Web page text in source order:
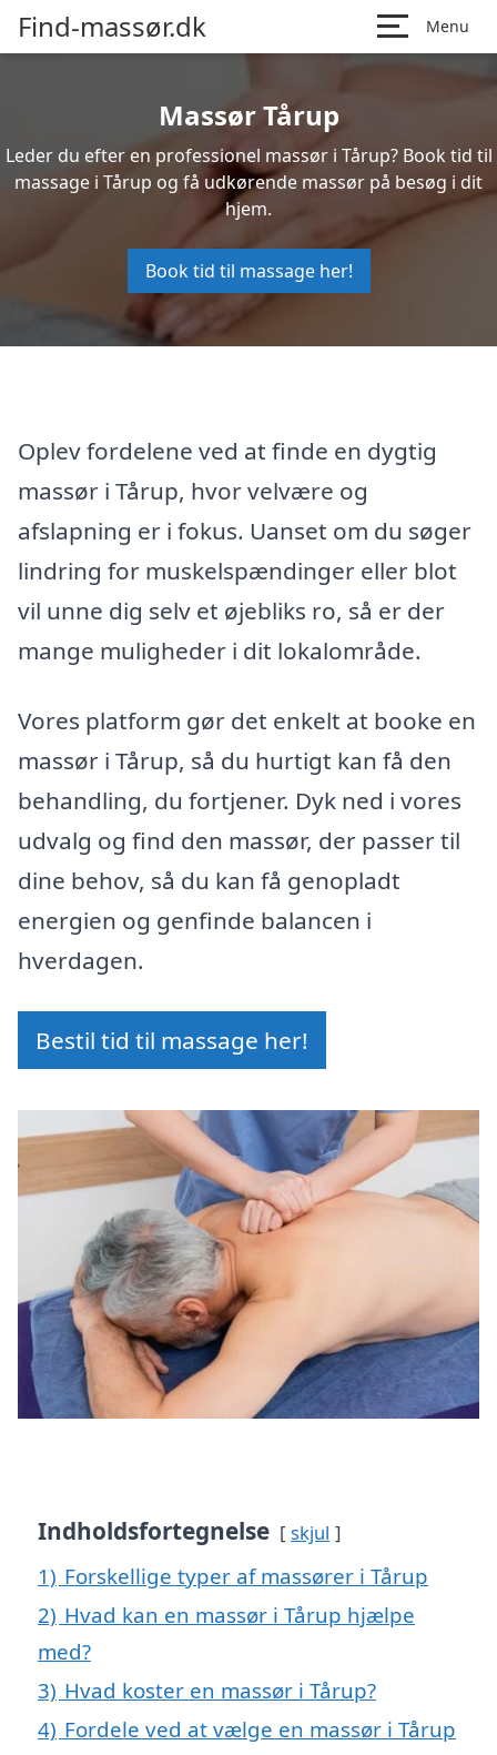
Find-massør.dk Menu
Massør Tårup
Leder du efter en professionel massør i Tårup? Book tid til
massage i Tårup og få udkørende massør på besøg i dit
hjem.
Book tid til massage her!
Oplev fordelene ved at finde en dygtig
massør i Tårup, hvor velvære og
afslapning er i fokus. Uanset om du søger
lindring for muskelspændinger eller blot
vil unne dig selv et øjebliks ro, så er der
mange muligheder i dit lokalområde.
Vores platform gør det enkelt at booke en
massør i Tårup, så du hurtigt kan få den
behandling, du fortjener. Dyk ned i vores
udvalg og find den massør, der passer til
dine behov, så du kan få genopladt
energien og genfinde balancen i
hverdagen.
Bestil tid til massage her!
Indholdsfortegnelse skjul
1) Forskellige typer af massører i Tårup
2) Hvad kan en massør i Tårup hjælpe
med?
3) Hvad koster en massør i Tårup?
4) Fordele ved at vælge en massør i Tårup